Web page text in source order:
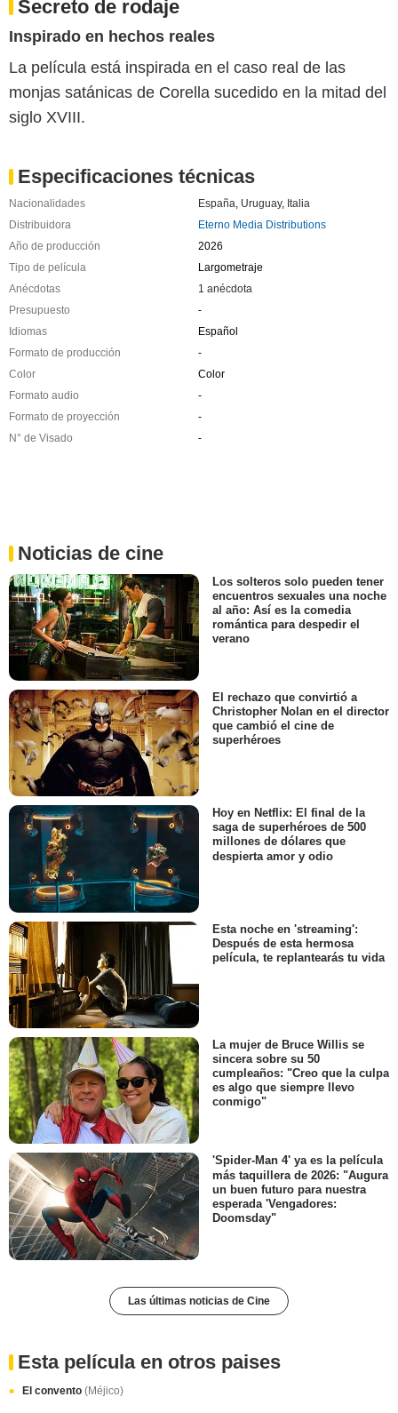
Secreto de rodaje
Inspirado en hechos reales
La película está inspirada en el caso real de las
monjas satánicas de Corella sucedido en la mitad del
siglo XVIII.
Especificaciones técnicas
Nacionalidades España Uruguay, Italia
Distribuidora
Eterno Media Distributions
Año de producción
2026
Tipo de película
Largometraje
Anécdotas
1 anécdota
Presupuesto
-
Idiomas
Español
Formato de producción
-
Color
Color
Formato audio
-
Formato de proyección
-
N° de Visado
-
Noticias de cine
Los solteros solo pueden tener
encuentros sexuales una noche
al año: Así es la comedia
romántica para despedir el
verano
El rechazo que convirtió a
Christopher Nolan en el director
que cambió el cine de
superhéroes
Hoy en Netflix: El final de la
saga de superhéroes de 500
millones de dólares que
despierta amor y odio
Esta noche en 'streaming':
Después de esta hermosa
película, te replantearás tu vida
La mujer de Bruce Willis se
sincera sobre su 50
cumpleaños: "Creo que la culpa
es algo que siempre llevo
conmigo"
'Spider-Man 4' ya es la película
más taquillera de 2026: "Augura
un buen futuro para nuestra
esperada 'Vengadores:
Doomsday"
Las últimas noticias de Cine
Esta película en otros paises
El convento (Méjico)